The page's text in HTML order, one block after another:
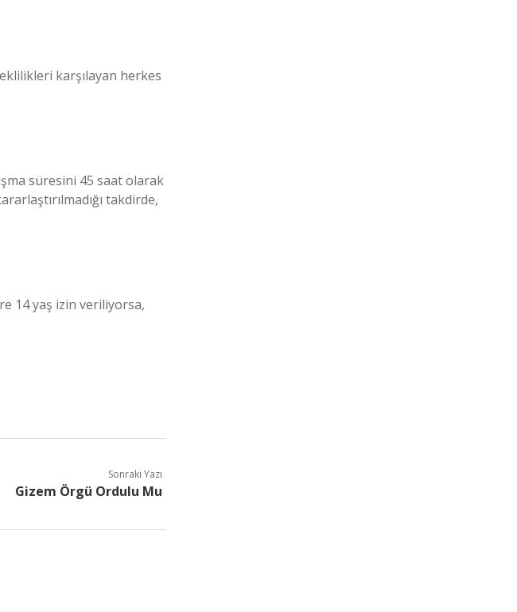
karşılayan herkes
süresini 45 saat olarak
takdirde,
14 yaş izin veriliyorsa,
Sonraki Yazı
Gizem Örgü Ordulu Mu